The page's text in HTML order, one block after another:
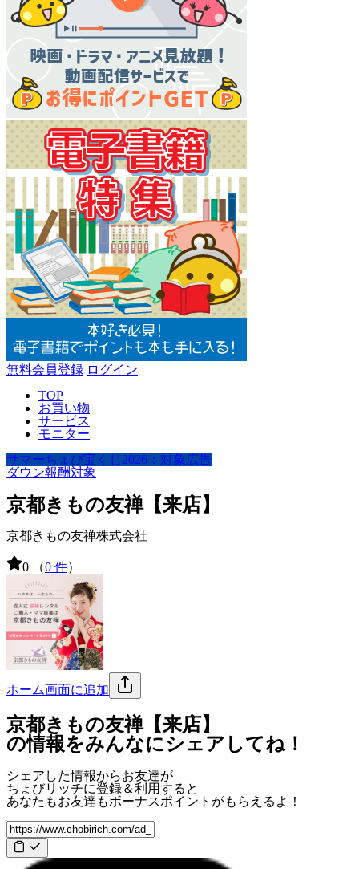
無料会員登録 ログイン
TOP
お買い物
サービス
モニター
サマーちょび宝くじ2026：対象広告
ダウン報酬対象
京都きもの友禅【来店】
京都きもの友禅株式会社
0 （0 件）
ホーム画面に追加
京都きもの友禅【来店】
の情報をみんなにシェアしてね！
シェアした情報からお友達が
ちょびリッチに登録＆利用すると
あなたもお友達もボーナスポイント がもらえるよ！